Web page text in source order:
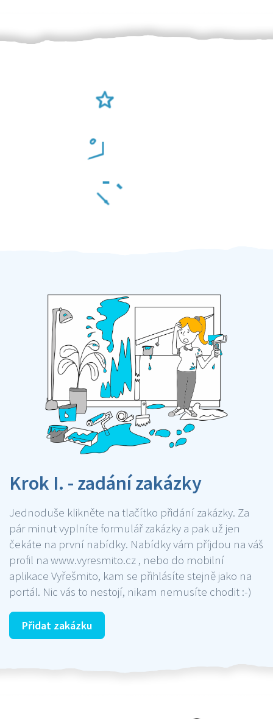
Krok I. - zadání zakázky
Jednoduše klikněte na tlačítko přidání zakázky. Za
pár minut vyplníte formulář zakázky a pak už jen
čekáte na první nabídky. Nabídky vám příjdou na váš
profil na www.vyresmito.cz , nebo do mobilní
aplikace Vyřešmito, kam se přihlásíte stejně jako na
portál. Nic vás to nestojí, nikam nemusíte chodit :-)
Přidat zakázku